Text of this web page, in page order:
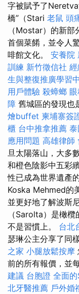
字被賦予了
橋”（Stari 老鼠 頭
（Mostar）的新
首個菜餚，並令人
啡館文化。 安養院
訓練 新竹徵信社
生與整復推廣學習
用戶體驗 殺蟑螂
障 舊城區的發現也
燴buffet 柬埔寨簽
櫃 台中推拿推薦
應用問題 高雄律師
旦太陽落山，大多
和橙色陰影中五彩
性已成為世界遺產
Koska Mehmed的
並更好地了解波斯
（Sarolta）是橄
不是習慣上。 台北
瑟琳公主分享了同
之家 小腿放鬆按摩
前的所有報價，並
建議 台胞證 全面
北牙醫推薦 戶外婚